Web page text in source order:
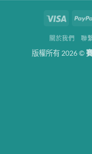
Visa
關於我們 聯
版權所有 2026 ©